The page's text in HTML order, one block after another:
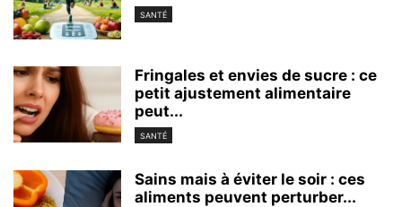
SANTÉ
Fringales et envies de sucre : ce
petit ajustement alimentaire
peut...
SANTÉ
Sains mais à éviter le soir : ces
aliments peuvent perturber...